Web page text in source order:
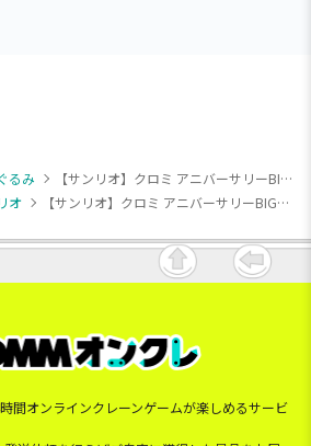
るみ
【サンリオ】クロミ アニバーサリーBIGぬいぐるみ
オ 【サンリオ】クロミ アニバーサリーBIGぬいぐるみ
間オンラインクレーンゲームが楽しめるサービ